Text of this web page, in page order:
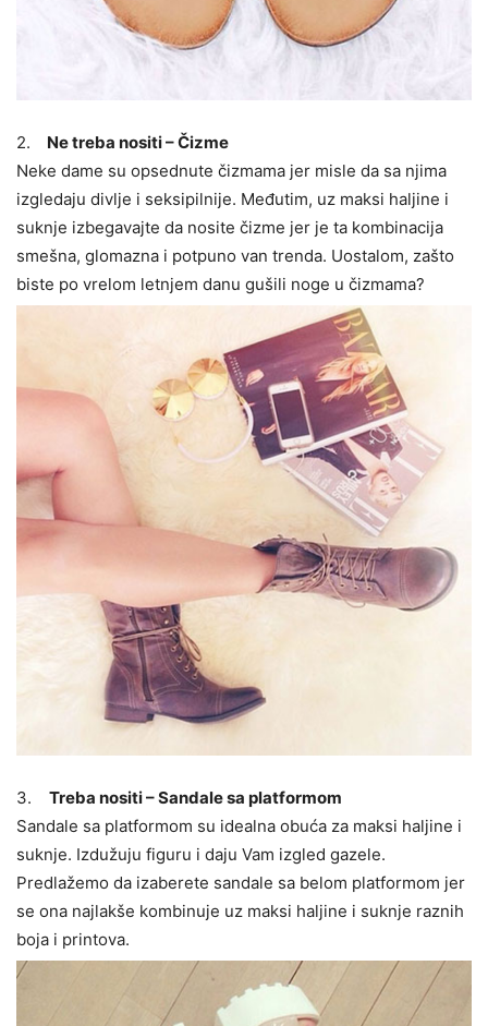
2.
Ne treba nositi – Čizme
Neke dame su opsednute čizmama jer misle da sa njima
izgledaju divlje i seksipilnije. Međutim, uz maksi haljine i
suknje izbegavajte da nosite čizme jer je ta kombinacija
smešna, glomazna i potpuno van trenda. Uostalom, zašto
biste po vrelom letnjem danu gušili noge u čizmama?
3. Treba nositi – Sandale sa platformom
Sandale sa platformom su idealna obuća za maksi haljine i
suknje. Izdužuju figuru i daju Vam izgled gazele.
Predlažemo da izaberete sandale sa belom platformom jer
se ona najlakše kombinuje uz maksi haljine i suknje raznih
boja i printova.